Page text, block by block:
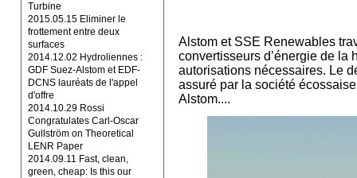
Turbine
2015.05.15 Eliminer le
frottement entre deux
surfaces
2014.12.02 Hydroliennes :
GDF Suez-Alstom et EDF-
DCNS lauréats de l'appel
d'offre
2014.10.29 Rossi
Congratulates Carl-Oscar
Gullström on Theoretical
LENR Paper
2014.09.11 Fast, clean,
green, cheap: Is this our
Alstom et SSE Renewables
convertisseurs d’énergie de la
autorisations nécessaires. Le
assuré par la société
Alstom....